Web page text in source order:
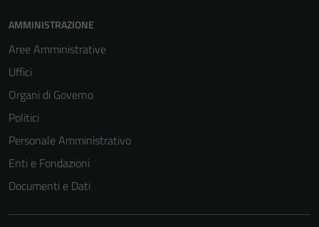
AMMINISTRAZIONE
Aree Amministrative
Uffici
Organi di Governo
Politici
Personale Amministrativo
Enti e Fondazioni
Documenti e Dati